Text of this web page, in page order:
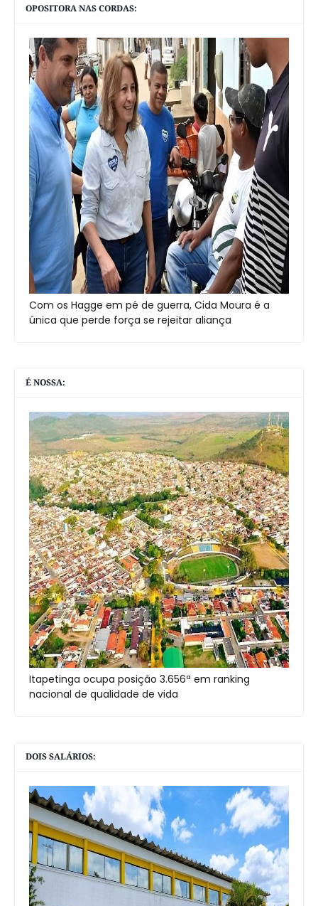
OPOSITORA NAS CORDAS:
Com os Hagge em pé de guerra, Cida Moura é a
única que perde força se rejeitar aliança
É NOSSA:
Itapetinga ocupa posição 3.656ª em ranking
nacional de qualidade de vida
DOIS SALÁRIOS: